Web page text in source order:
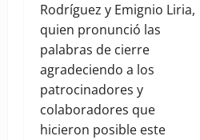
Rodríguez y Emignio Liria,
quien pronunció las
palabras de cierre
agradeciendo a los
patrocinadores y
colaboradores que
hicieron posible este